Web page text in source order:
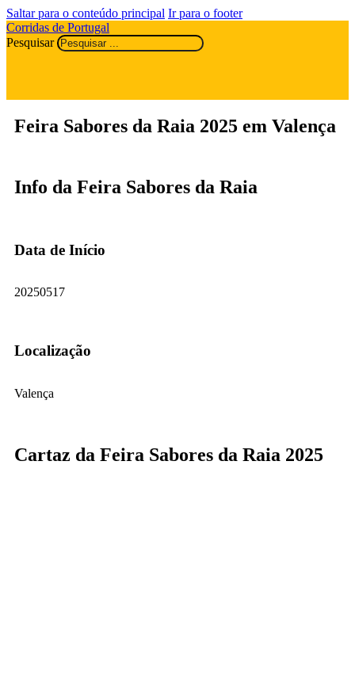
Saltar para o conteúdo principal Ir para o footer
Corridas de Portugal
Pesquisar
Feira Sabores da Raia 2025 em Valença
Info da Feira Sabores da Raia
Data de Início
20250517
Localização
Valença
Cartaz da Feira Sabores da Raia 2025